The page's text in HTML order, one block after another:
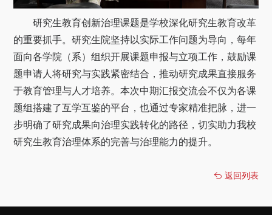
研究生教育创新治理课题是学校深化研究生教育改革
的重要抓手。研究生院坚持以实际工作问题为导向，每年
面向各学院（系）组织开展课题申报与立项工作，鼓励课
题申请人将研究与实践紧密结合，推动研究成果直接服务
于教育管理与人才培养。本次中期汇报交流会不仅为各课
题组搭建了互学互鉴的平台，也通过专家精准把脉，进一
步明确了研究成果向治理实践转化的路径，切实助力我校
研究生教育治理体系的完善与治理能力的提升。
返回列表